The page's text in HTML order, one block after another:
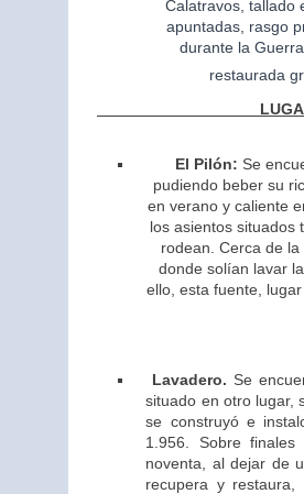
Calatravos, tallado
apuntadas, rasgo
durante la
restaurada
El Pilón: Se
pudiendo beber su
en verano y caliente
los asientos situados
rodean. Cerca de
donde solían lavar
ello, esta fuente,
Lavadero. Se
situado en otro lugar,
se construyó e
1.956. Sobre
noventa, al dejar de
recupera y restaura,